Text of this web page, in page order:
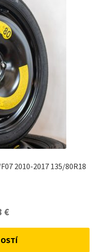
2010-2017 135/80R18
€Current